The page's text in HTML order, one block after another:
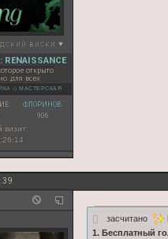
виски ♥
RENAISSANCE
открыто
для всех
◇МАСТЕРСКАЯ
ФЛОРИНОВ:
906
визит:
засчитано
1. Бесплатный